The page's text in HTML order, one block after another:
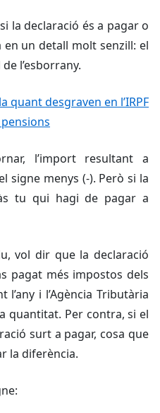
la declaració és a pagar o
un detall molt senzill: el
l’esborrany.
quant desgraven en l’IRPF
l’import resultant a
signe menys (-). Però si la
tu qui hagi de pagar a
vol dir que la declaració
pagat més impostos dels
i l’Agència Tributària
quantitat. Per contra, si el
surt a pagar, cosa que
la diferència.